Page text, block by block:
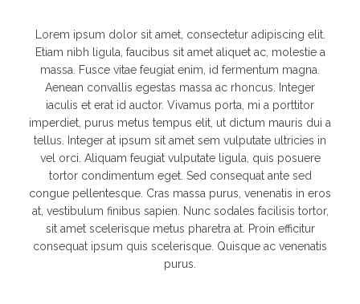
Lorem ipsum dolor sit amet, consectetur adipiscing elit.
Etiam nibh ligula, faucibus sit amet aliquet ac, molestie a
massa. Fusce vitae feugiat enim, id fermentum magna.
Aenean convallis egestas massa ac rhoncus. Integer
iaculis et erat id auctor. Vivamus porta, mi a porttitor
imperdiet, purus metus tempus elit, ut dictum mauris dui a
tellus. Integer at ipsum sit amet sem vulputate ultricies in
vel orci. Aliquam feugiat vulputate ligula, quis posuere
tortor condimentum eget. Sed consequat ante sed
congue pellentesque. Cras massa purus, venenatis in eros
at, vestibulum finibus sapien. Nunc sodales facilisis tortor,
sit amet scelerisque metus pharetra at. Proin efficitur
consequat ipsum quis scelerisque. Quisque ac venenatis
purus.